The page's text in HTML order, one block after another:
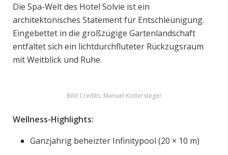
Die Spa-Welt des Hotel Solvie ist ein
architektonisches Statement für Entschleunigung.
Eingebettet in die großzügige Gartenlandschaft
entfaltet sich ein lichtdurchfluteter Rückzugsraum
mit Weitblick und Ruhe.
Bild Credits: Manuel Kottersteger
Wellness-Highlights:
Ganzjährig beheizter Infinitypool (20 × 10 m)